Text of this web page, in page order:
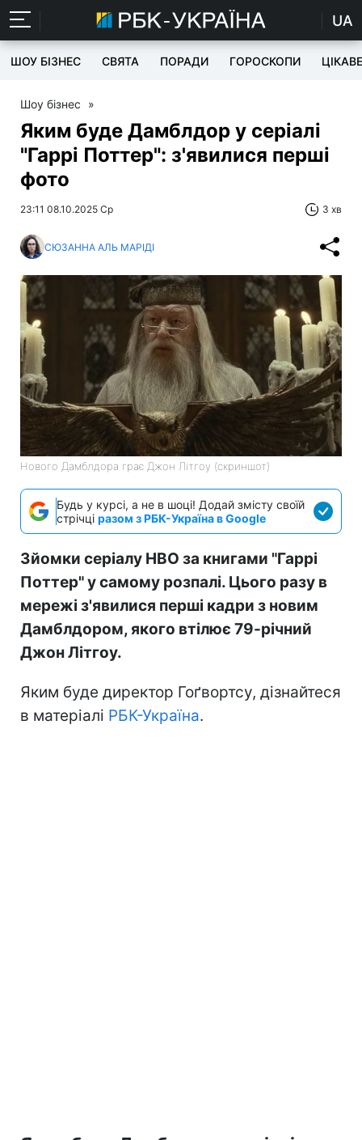
UA
ШОУ БІЗНЕС СВЯТА ПОРАДИ ГОРОСКОПИ ЦІКАВЕ
Шоу бізнес »
Яким буде Дамблдор у серіалі
"Гаррі Поттер": з'явилися перші
фото
23:11 08.10.2025 Ср 3 хв
СЮЗАННА АЛЬ МАРІДІ
Нового Дамблдора грає Джон Літгоу (скриншот)
Будь у курсі, а не в шоці! Додай змісту своїй
стрічці разом з РБК-Україна в Google
Зйомки серіалу HBO за книгами "Гаррі
Поттер" у самому розпалі. Цього разу в
мережі з'явилися перші кадри з новим
Дамблдором, якого втілює 79-річний
Джон Літгоу.
Яким буде директор Гоґвортсу, дізнайтеся
в матеріалі РБК-Україна.